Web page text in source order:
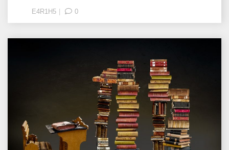
E4R1H5 0